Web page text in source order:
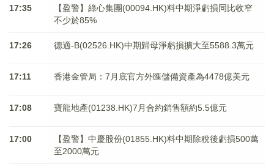
17:35
【盈警】綠心集團(00094.HK)料中期淨虧損同比收窄
不少於85%
17:26 德適-B(02526.HK)中期歸母淨虧損擴大至5588.3萬元
17:11 香港金管局：7月底官方外匯儲備資產為4478億美元
17:08 寶龍地產(01238.HK)7月合約銷售額約5.5億元
17:00
【盈警】中慶股份(01855.HK)料中期除稅後虧損500萬
至2000萬元